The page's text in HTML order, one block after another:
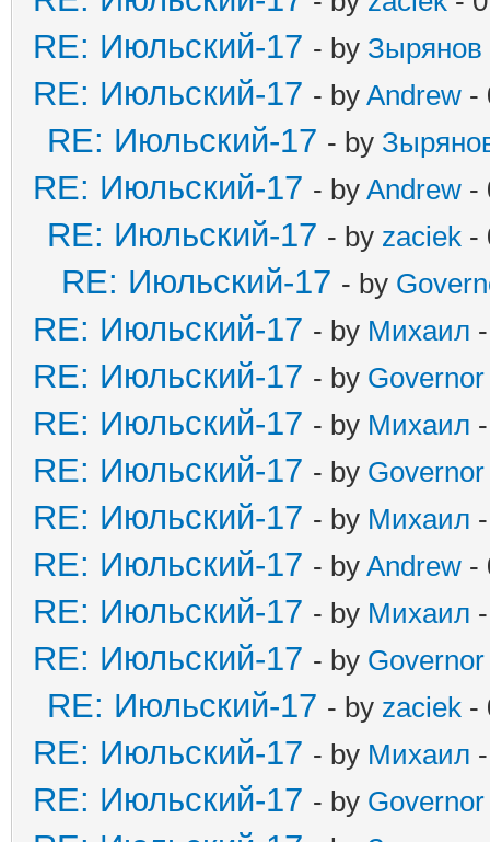
RE: Июльский-17 - by Зырянов
RE: Июльский-17 - by Andrew -
RE: Июльский-17 - by
RE: Июльский-17 - by Andrew -
RE: Июльский-17 - by zaciek -
RE: Июльский-17 - by
RE: Июльский-17 - by Михаил
RE: Июльский-17 - by Governor
RE: Июльский-17 - by Михаил
RE: Июльский-17 - by Governor
RE: Июльский-17 - by Михаил
RE: Июльский-17 - by Andrew -
RE: Июльский-17 - by Михаил
RE: Июльский-17 - by Governor
RE: Июльский-17 - by zaciek -
RE: Июльский-17 - by Михаил
RE: Июльский-17 - by Governor